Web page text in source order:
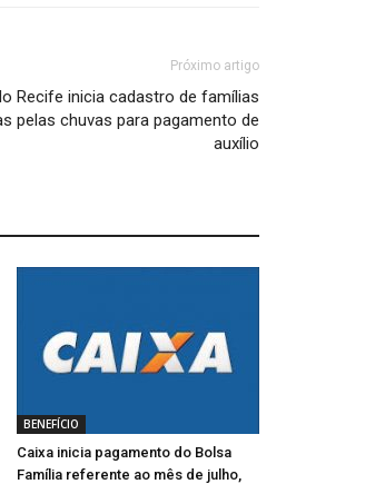
Próximo artigo
Recife inicia cadastro de famílias
pelas chuvas para pagamento de
auxílio
BENEFÍCIO
Caixa inicia pagamento do Bolsa
Família referente ao mês de julho,